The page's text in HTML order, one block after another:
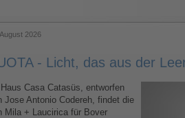
2026
- Licht, das aus der
Haus Casa Catasüs, entworfen
Jose Antonio Codereh, findet die
Mila + Laucirica für Bover